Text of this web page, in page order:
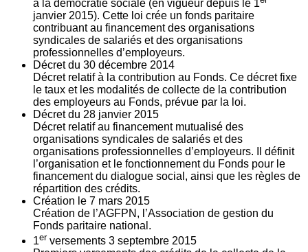
à la démocratie sociale (en vigueur depuis le 1
janvier 2015). Cette loi crée un fonds paritaire
contribuant au financement des organisations
syndicales de salariés et des organisations
professionnelles d’employeurs.
Décret du 30 décembre 2014
Décret relatif à la contribution au Fonds. Ce décret fixe
le taux et les modalités de collecte de la contribution
des employeurs au Fonds, prévue par la loi.
Décret du 28 janvier 2015
Décret relatif au financement mutualisé des
organisations syndicales de salariés et des
organisations professionnelles d’employeurs. Il définit
l’organisation et le fonctionnement du Fonds pour le
financement du dialogue social, ainsi que les règles de
répartition des crédits.
Création le 7 mars 2015
Création de l’AGFPN, l’Association de gestion du
Fonds paritaire national.
1er versements 3 septembre 2015